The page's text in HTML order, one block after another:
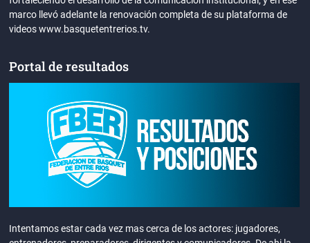
marco llevó adelante la renovación completa de su plataforma de
videos www.basquetentrerios.tv.
Portal de resultados
Intentamos estar cada vez mas cerca de los actores: jugadores,